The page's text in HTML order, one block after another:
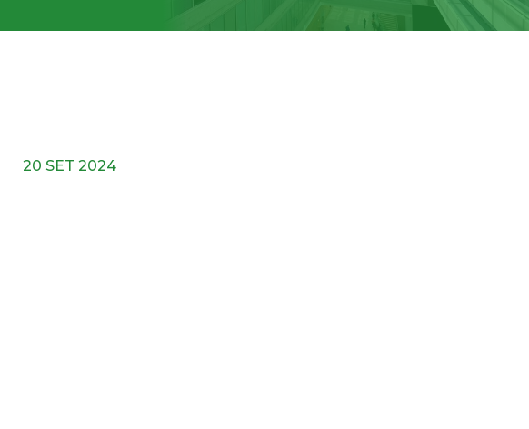
20 SET 2024